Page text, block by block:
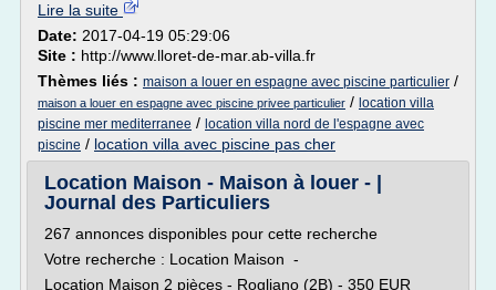
Lire la suite
Date: 2017-04-19 05:29:06
Site : http://www.lloret-de-mar.ab-villa.fr
Thèmes liés : maison a louer en espagne avec piscine particulier /
maison a louer en espagne avec piscine privee particulier / location villa
piscine mer mediterranee / location villa nord de l'espagne avec
piscine / location villa avec piscine pas cher
Location Maison - Maison à louer - |
Journal des Particuliers
267 annonces disponibles pour cette recherche
Votre recherche : Location Maison -
Location Maison 2 pièces - Rogliano (2B) - 350 EUR